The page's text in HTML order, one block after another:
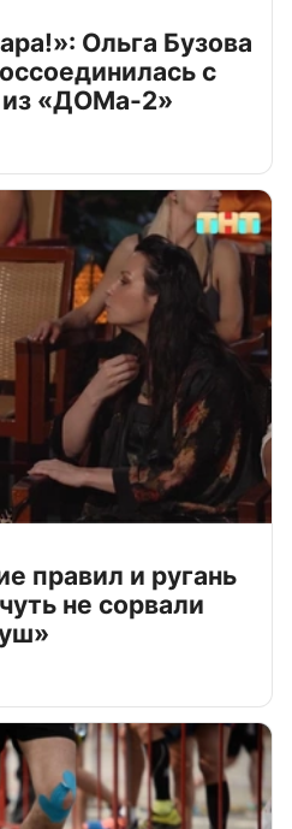
Ольга Бузова
с
«ДОМа-2»
правил и ругань
не сорвали